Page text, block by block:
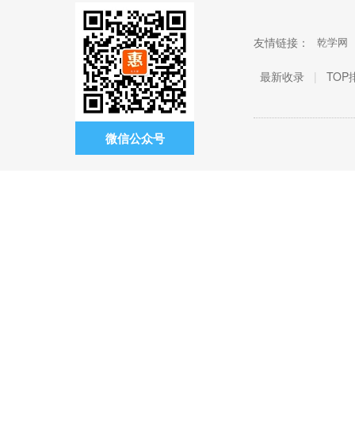
微信公众号
友情链接： 乾学网
最新收录 | TOP